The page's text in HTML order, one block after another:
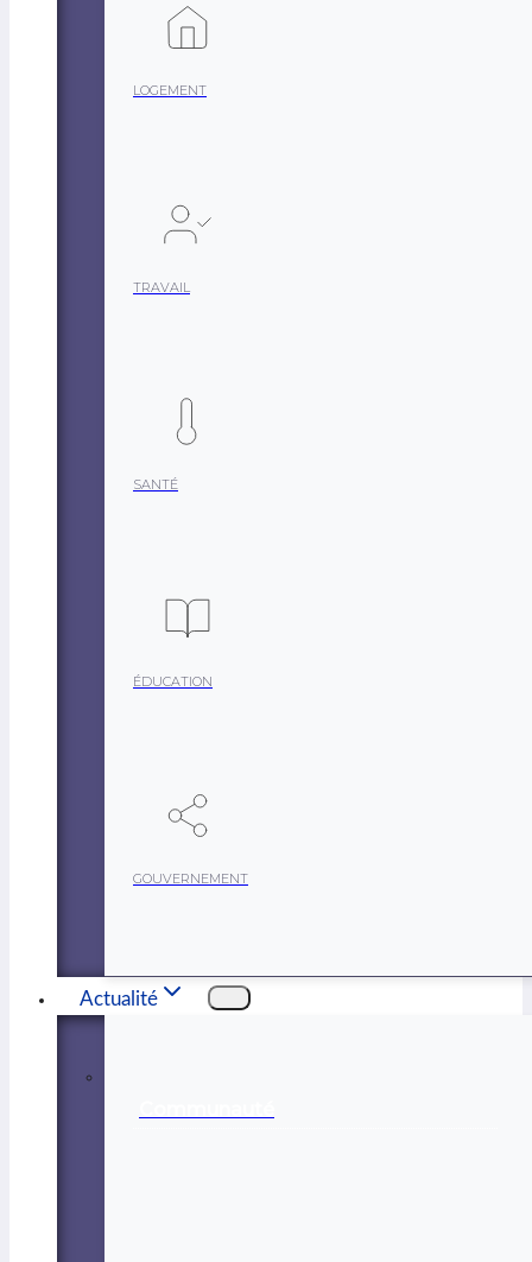
LOGEMENT
TRAVAIL
SANTÉ
ÉDUCATION
GOUVERNEMENT
Actualité